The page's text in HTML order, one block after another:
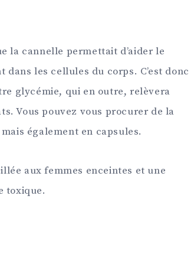
la cannelle permettait d’aider le
les cellules du corps. C’est donc
glycémie, qui en outre, relèvera
Vous pouvez vous procurer de la
également en capsules.
aux femmes enceintes et une
toxique.